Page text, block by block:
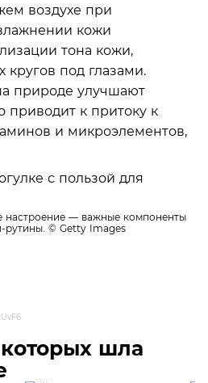
воздухе при
кожи
тона кожи,
под глазами.
природе улучшают
приводит к притоку к
и микроэлементов,
настроение — важные компоненты
рутины. © Getty Images
шла